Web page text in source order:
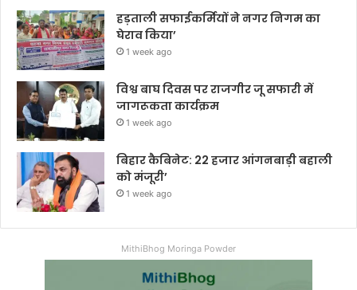
हड़ताली सफाईकर्मियों ने नगर निगम का
घेराव किया’
1 week ago
विश्व बाघ दिवस पर राजगीर जू सफारी में
जागरूकता कार्यक्रम
1 week ago
बिहार कैबिनेट: 22 हजार आंगनबाड़ी बहाली
को मंजूरी’
1 week ago
MithiBhog Moringa Powder